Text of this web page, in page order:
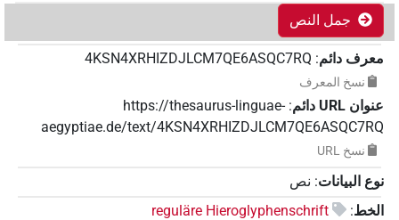
جمل النص
معرف دائم:
4KSN4XRHIZDJLCM7QE6ASQC7RQ
نسخ المعرف
عنوان‏ ‏URL‏ دائم :
https://thesaurus-linguae-
aegyptiae.de/text/4KSN4XRHIZDJLCM7QE6ASQC7RQ
نسخ‏ ‏URL
نوع البيانات: نص
الخط:
reguläre Hieroglyphenschrift